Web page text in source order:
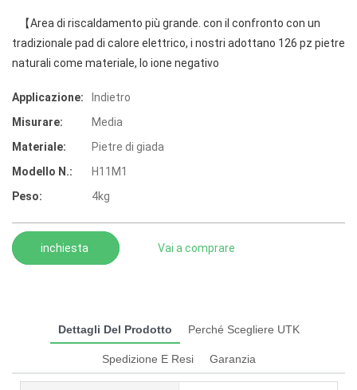
【Area di riscaldamento più grande. con il confronto con un
tradizionale pad di calore elettrico, i nostri adottano 126 pz pietre
naturali come materiale, lo ione negativo
Applicazione:
Indietro
Misurare:
Media
Materiale:
Pietre di giada
Modello N.:
H11M1
Peso:
4kg
inchiesta Vai a comprare
Dettagli Del Prodotto Perché Scegliere UTK
Spedizione E Resi Garanzia